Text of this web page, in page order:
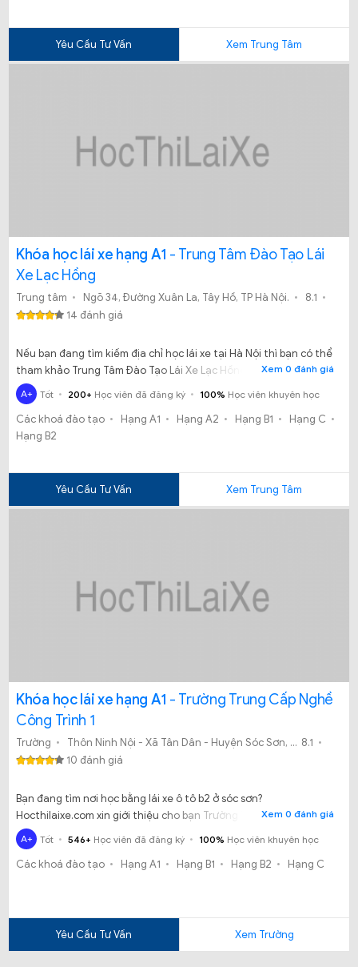
Yêu Cầu Tư Vấn Xem Trung Tâm
Khóa học lái xe hạng A1 - Trung Tâm Đào Tạo Lái
Xe Lạc Hồng
Trung tâm Ngõ 34, Đường Xuân La, Tây Hồ, TP Hà Nội.
8.1
14 đánh giá
Nếu bạn đang tìm kiếm địa chỉ học lái xe tại Hà Nội thì bạn có thể
tham khảo Trung Tâm Đào Tạo Lái Xe Lạc Hồng. Đây cũng là địa
chỉ đào tạo lái xe có lịch thi đều đặn hàng tháng, sau mỗi khoá
đào tạo lái xe có tỷ lệ học viên đỗ và được cấp giấy phép lái xe là
hơn 70%.
Xem 0 đánh giá
A+ Tốt 200+ Học viên đã đăng ký 100% Học viên khuyên học
Các khoá đào tạo Hạng A1 Hạng A2 Hạng B1
Hạng C
Hạng B2
Yêu Cầu Tư Vấn Xem Trung Tâm
Khóa học lái xe hạng A1 - Trường Trung Cấp Nghề
Công Trình 1
Trường Thôn Ninh Nội - Xã Tân Dân - Huyện Sóc Sơn, Tân Dân, Sóc Sơn, Hà Nội 8.1
10 đánh giá
Bạn đang tìm nơi học bằng lái xe ô tô b2 ở sóc sơn?
Hocthilaixe.com xin giới thiệu cho bạn Trường Trung Cấp Nghề
Công Trình 1 là một trong những trung tâm sát hạch lái xe huyện
sóc sơn uy tín được nhiều học viên tin tưởng theo ở Hà Nội
Xem 0 đánh giá
A+ Tốt 546+ Học viên đã đăng ký 100% Học viên khuyên học
Các khoá đào tạo Hạng A1 Hạng B1 Hạng B2 Hạng C
Yêu Cầu Tư Vấn Xem Trường